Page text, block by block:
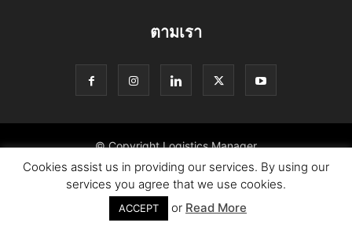
ตามเรา
© Copyright Logistics Manager
Cookies assist us in providing our services. By using our
services you agree that we use cookies.
ACCEPT or Read More